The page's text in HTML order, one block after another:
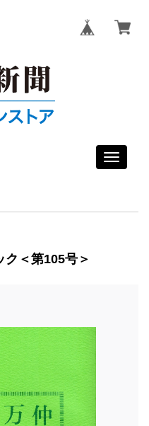
Toggle
ク＜第105号＞